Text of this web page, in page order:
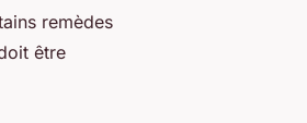
remèdes
être